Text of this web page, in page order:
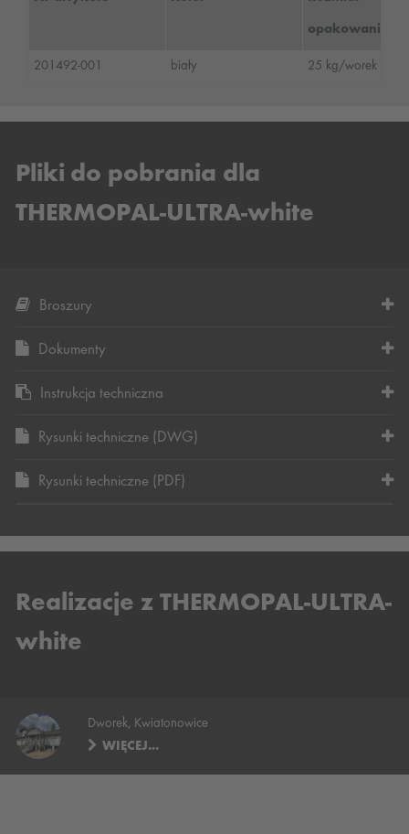
opakowania
201492-001 biały 25 kg/worek
Pliki do pobrania dla
THERMOPAL-ULTRA-white
Broszury
Dokumenty
Instrukcja techniczna
Rysunki techniczne (DWG)
Rysunki techniczne (PDF)
Realizacje z THERMOPAL-ULTRA-
white
Dworek, Kwiatonowice
WIĘCEJ...